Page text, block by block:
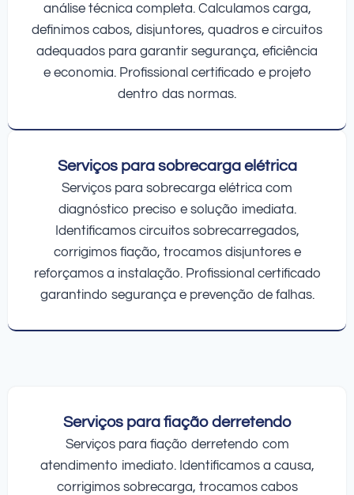
análise técnica completa. Calculamos carga,
definimos cabos, disjuntores, quadros e circuitos
adequados para garantir segurança, eficiência
e economia. Profissional certificado e projeto
dentro das normas.
Serviços para sobrecarga elétrica
Serviços para sobrecarga elétrica com
diagnóstico preciso e solução imediata.
Identificamos circuitos sobrecarregados,
corrigimos fiação, trocamos disjuntores e
reforçamos a instalação. Profissional certificado
garantindo segurança e prevenção de falhas.
Serviços para fiação derretendo
Serviços para fiação derretendo com
atendimento imediato. Identificamos a causa,
corrigimos sobrecarga, trocamos cabos